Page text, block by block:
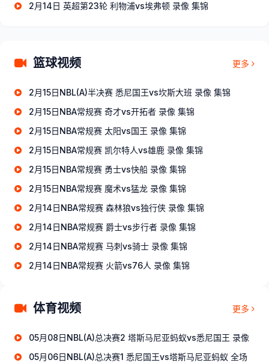
2月14日 英超第23轮 利物浦vs埃弗顿 录像 集锦
篮球视频 更多
2月15日NBL(A)半决赛 悉尼国王vs坎斯大班 录像 集锦
2月15日NBA常规赛 奇才vs开拓者 录像 集锦
2月15日NBA常规赛 太阳vs国王 录像 集锦
2月15日NBA常规赛 凯尔特人vs雄鹿 录像 集锦
2月15日NBA常规赛 勇士vs快船 录像 集锦
2月15日NBA常规赛 魔术vs猛龙 录像 集锦
2月14日NBA常规赛 森林狼vs独行侠 录像 集锦
2月14日NBA常规赛 爵士vs步行者 录像 集锦
2月14日NBA常规赛 马刺vs骑士 录像 集锦
2月14日NBA常规赛 火箭vs76人 录像 集锦
体育视频 更多
05月08日NBL(A)总决赛2 塔斯马尼亚蚂蚁vs悉尼国王 录像
05月06日NBL(A)总决赛1 悉尼国王vs塔斯马尼亚蚂蚁 全场